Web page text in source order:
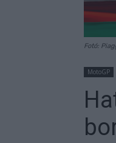
Fotó:
MotoGP